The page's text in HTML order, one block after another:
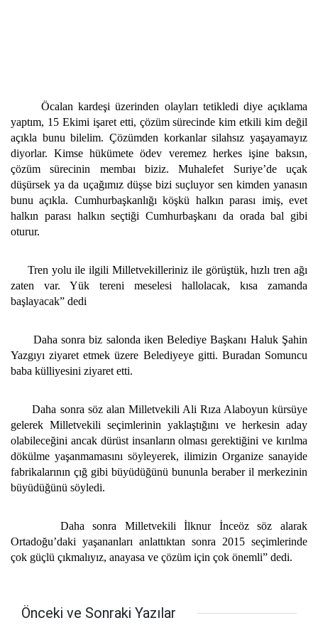
Öcalan kardeşi üzerinden olayları tetikledi diye açıklama
yaptım, 15 Ekimi işaret etti, çözüm sürecinde kim etkili kim değil
açıkla bunu bilelim. Çözümden korkanlar silahsız yaşayamayız
diyorlar. Kimse hükümete ödev veremez herkes işine baksın,
çözüm sürecinin membaı biziz. Muhalefet Suriye’de uçak
düşürsek ya da uçağımız düşse bizi suçluyor sen kimden yanasın
bunu açıkla. Cumhurbaşkanlığı köşkü halkın parası imiş, evet
halkın parası halkın seçtiği Cumhurbaşkanı da orada bal gibi
oturur.
Tren yolu ile ilgili Milletvekilleriniz ile görüştük, hızlı tren ağı
zaten var. Yük tereni meselesi hallolacak, kısa zamanda
başlayacak” dedi
Daha sonra biz salonda iken Belediye Başkanı Haluk Şahin
Yazgıyı ziyaret etmek üzere Belediyeye gitti. Buradan Somuncu
baba külliyesini ziyaret etti.
Daha sonra söz alan Milletvekili Ali Rıza Alaboyun kürsüye
gelerek Milletvekili seçimlerinin yaklaştığını ve herkesin aday
olabileceğini ancak dürüst insanların olması gerektiğini ve kırılma
dökülme yaşanmamasını söyleyerek, ilimizin Organize sanayide
fabrikalarının çığ gibi büyüdüğünü bununla beraber il merkezinin
büyüdüğünü söyledi.
Daha sonra Milletvekili İlknur İnceöz söz alarak
Ortadoğu’daki yaşananları anlattıktan sonra 2015 seçimlerinde
çok güçlü çıkmalıyız, anayasa ve çözüm için çok önemli” dedi.
Önceki ve Sonraki Yazılar